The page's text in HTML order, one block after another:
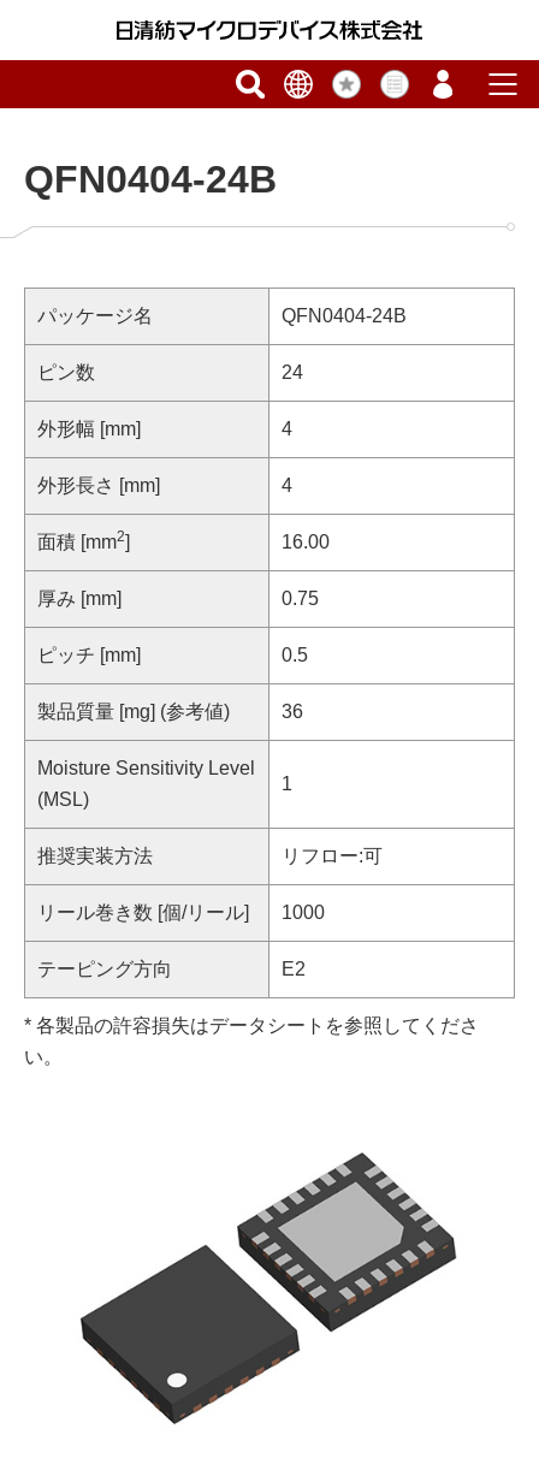
QFN0404-24B
パッケージ名 QFN0404-24B
ピン数 24
外形幅 [mm] 4
外形長さ [mm] 4
面積 [mm2] 16.00
厚み [mm] 0.75
ピッチ [mm] 0.5
製品質量 [mg] (参考値) 36
Moisture Sensitivity Level
(MSL)
1
推奨実装方法 リフロー:可
リール巻き数 [個/リール] 1000
テーピング方向 E2
* 各製品の許容損失はデータシートを参照してくださ
い。